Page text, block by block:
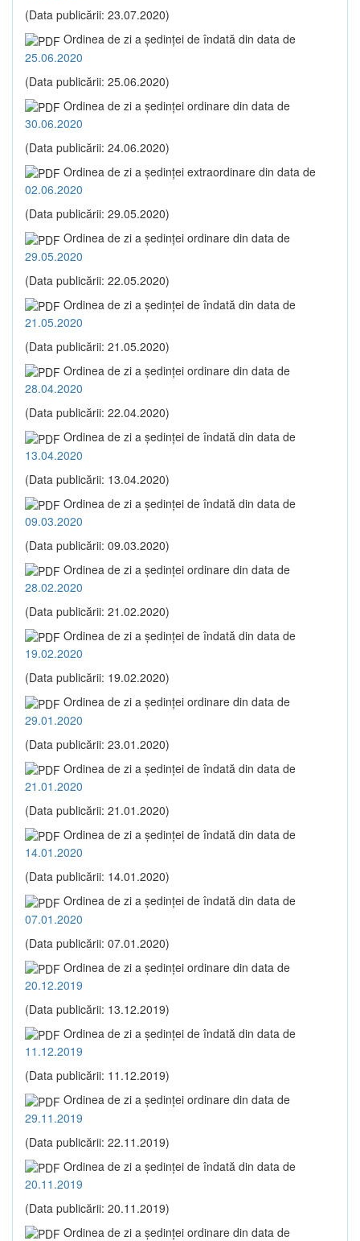
(Data publicării: 23.07.2020)
Ordinea de zi a şedinţei de îndată din data de
25.06.2020
(Data publicării: 25.06.2020)
Ordinea de zi a şedinţei ordinare din data de
30.06.2020
(Data publicării: 24.06.2020)
Ordinea de zi a şedinţei extraordinare din data de
02.06.2020
(Data publicării: 29.05.2020)
Ordinea de zi a şedinţei ordinare din data de
29.05.2020
(Data publicării: 22.05.2020)
Ordinea de zi a şedinţei de îndată din data de
21.05.2020
(Data publicării: 21.05.2020)
Ordinea de zi a şedinţei ordinare din data de
28.04.2020
(Data publicării: 22.04.2020)
Ordinea de zi a şedinţei de îndată din data de
13.04.2020
(Data publicării: 13.04.2020)
Ordinea de zi a şedinţei de îndată din data de
09.03.2020
(Data publicării: 09.03.2020)
Ordinea de zi a şedinţei ordinare din data de
28.02.2020
(Data publicării: 21.02.2020)
Ordinea de zi a şedinţei de îndată din data de
19.02.2020
(Data publicării: 19.02.2020)
Ordinea de zi a şedinţei ordinare din data de
29.01.2020
(Data publicării: 23.01.2020)
Ordinea de zi a şedinţei de îndată din data de
21.01.2020
(Data publicării: 21.01.2020)
Ordinea de zi a şedinţei de îndată din data de
14.01.2020
(Data publicării: 14.01.2020)
Ordinea de zi a şedinţei de îndată din data de
07.01.2020
(Data publicării: 07.01.2020)
Ordinea de zi a şedinţei ordinare din data de
20.12.2019
(Data publicării: 13.12.2019)
Ordinea de zi a şedinţei de îndată din data de
11.12.2019
(Data publicării: 11.12.2019)
Ordinea de zi a şedinţei ordinare din data de
29.11.2019
(Data publicării: 22.11.2019)
Ordinea de zi a şedinţei de îndată din data de
20.11.2019
(Data publicării: 20.11.2019)
Ordinea de zi a şedinţei ordinare din data de